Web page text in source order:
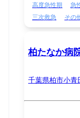
高度急性期 急
三次救急
その
柏たなか病
千葉県柏市小青